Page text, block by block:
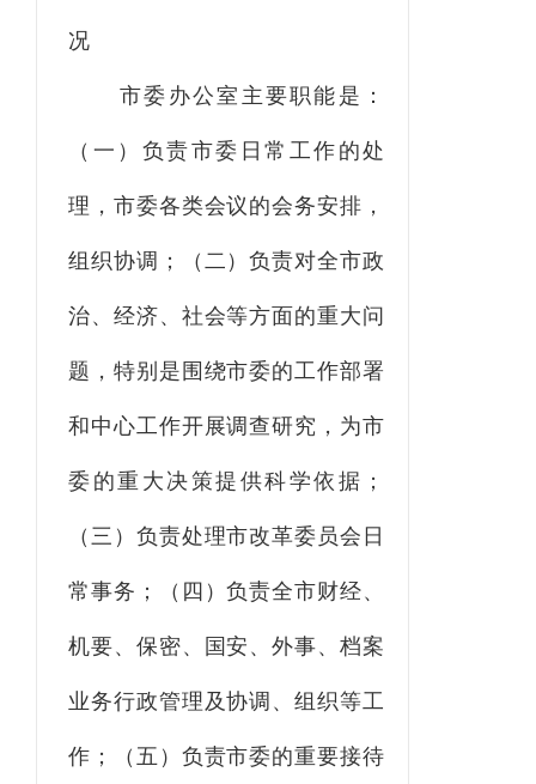
况
市委办公室主要职能是：
（一）负责市委日常工作的处
理，市委各类会议的会务安排，
组织协调；（二）负责对全市政
治、经济、社会等方面的重大问
题，特别是围绕市委的工作部署
和中心工作开展调查研究，为市
委的重大决策提供科学依据；
（三）负责处理市改革委员会日
常事务；（四）负责全市财经、
机要、保密、国安、外事、档案
业务行政管理及协调、组织等工
作；（五）负责市委的重要接待